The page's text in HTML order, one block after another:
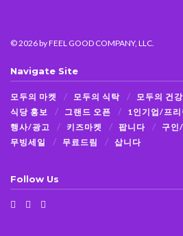
© 2026by FEEL GOOD COMPANY, LLC.
Navigate Site
모두의 마켓 모두의 식탁 모두의 건강
식당 홍보
그랜드 오픈 1인기업/프리
행사/광고
키즈마켓 팝니다 구인
무빙세일
무료드림 삽니다
Follow Us